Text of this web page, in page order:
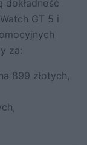
dokładność
GT 5 i
za:
899 złotych,